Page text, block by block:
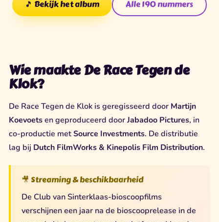
🎵 Bekijk het album Alle 190 nummers
Wie maakte De Race Tegen de
Klok?
De Race Tegen de Klok is geregisseerd door Martijn
Koevoetsen geproduceerd doorJabadoo Pictures, in
co-productie metSource Investments. De distributie
lag bij Dutch FilmWorks & Kinepolis Film Distribution.
🎥 Streaming & beschikbaarheid
De Club van Sinterklaas-bioscoopfilms
verschijnen een jaar na de bioscooprelease in de